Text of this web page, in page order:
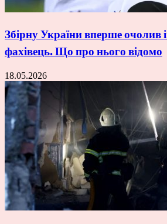
Збірну України вперше очолив
фахівець. Що про нього відомо
18.05.2026